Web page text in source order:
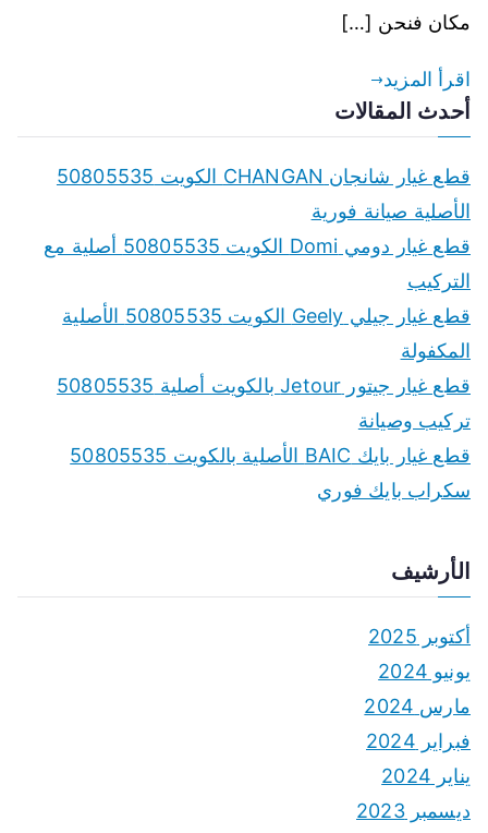
مكان فنحن […]
اقرأ المزيد
أحدث المقالات
قطع غيار شانجان CHANGAN الكويت 50805535
الأصلية صيانة فورية
قطع غيار دومي Domi الكويت 50805535 أصلية مع
التركيب
قطع غيار جيلي Geely الكويت 50805535 الأصلية
المكفولة
قطع غيار جيتور Jetour بالكويت أصلية 50805535
تركيب وصيانة
قطع غيار بايك BAIC الأصلية بالكويت 50805535
سكراب بايك فوري
الأرشيف
أكتوبر 2025
يونيو 2024
مارس 2024
فبراير 2024
يناير 2024
ديسمبر 2023